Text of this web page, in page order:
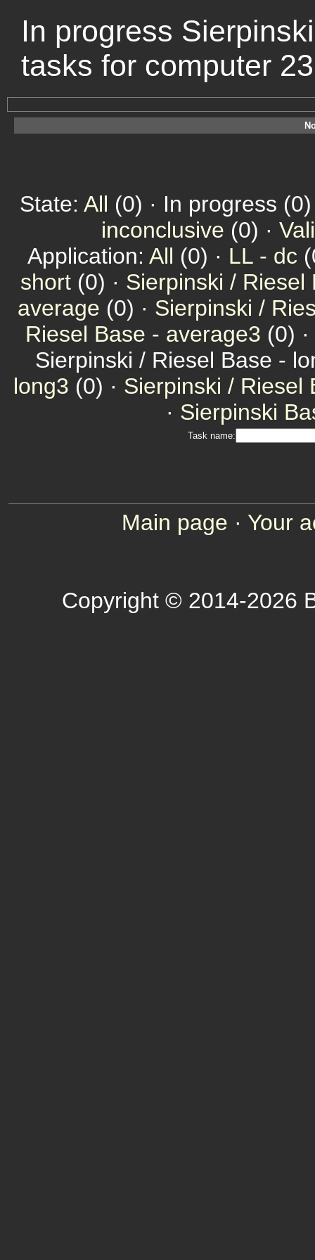
In progress
tasks for computer
State: All (0) · In progress
inconclusive (0) ·
Application: All (0) · LL - dc
short (0) · Sierpinski / Riesel
average (0) · Sierpinski /
Riesel Base - average3 (0) ·
Sierpinski / Riesel Base -
long3 (0) · Sierpinski / Riesel
· Sierpinski
Task name:
Main page · Your
Copyright © 2014-2026